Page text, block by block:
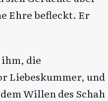
Ehre befleckt. Er
ihm, die
Liebeskummer, und
Willen des Schah